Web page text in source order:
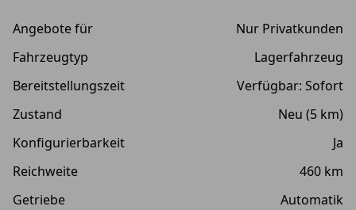
Angebote für
Nur Privatkunden
Fahrzeugtyp
Lagerfahrzeug
Bereitstellungszeit
Verfügbar: Sofort
Zustand
Neu (5 km)
Konfigurierbarkeit
Ja
Reichweite
460 km
Getriebe
Automatik